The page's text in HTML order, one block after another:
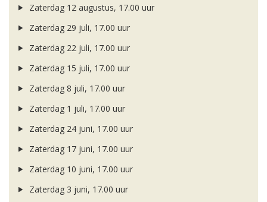
Zaterdag 12 augustus, 17.00 uur
Zaterdag 29 juli, 17.00 uur
Zaterdag 22 juli, 17.00 uur
Zaterdag 15 juli, 17.00 uur
Zaterdag 8 juli, 17.00 uur
Zaterdag 1 juli, 17.00 uur
Zaterdag 24 juni, 17.00 uur
Zaterdag 17 juni, 17.00 uur
Zaterdag 10 juni, 17.00 uur
Zaterdag 3 juni, 17.00 uur